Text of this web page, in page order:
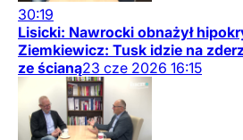
30:19
Lisicki: Nawrocki obnażył
Ziemkiewicz: Tusk idzie na
ze ścianą23 cze 2026 16:15